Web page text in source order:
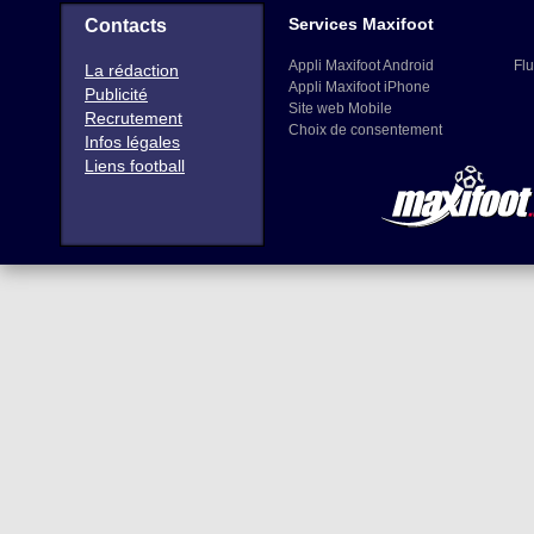
Contacts
La rédaction
Publicité
Recrutement
Infos légales
Liens football
Services Maxifoot
Appli Maxifoot Android
Appli Maxifoot iPhone
Site web Mobile
Choix de consentement